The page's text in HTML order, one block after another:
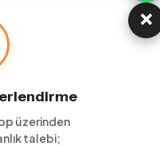
üzerinden
talebi;